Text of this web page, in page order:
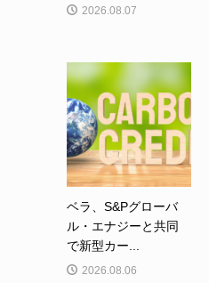
2026.08.07
ベラ、S&Pグローバ
ル・エナジーと共同
で新型カー...
2026.08.06